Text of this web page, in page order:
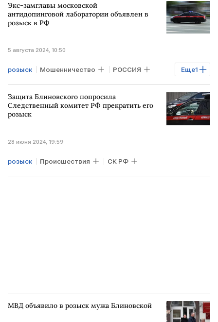
Экс-замглавы московской
антидопинговой лаборатории объявлен в
розыск в РФ
5 августа 2024, 10:50
Еще1
розыск Мошенничество РОССИЯ
уголовное дело
Защита Блиновского попросила
Следственный комитет РФ прекратить его
розыск
28 июня 2024, 19:59
розыск Происшествия СК РФ
МВД объявило в розыск мужа Блиновской